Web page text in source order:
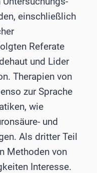
einschließlich
Referate
und Lider
Therapien von
zur Sprache
wie
und
Als dritter Teil
Methoden von
Interesse.